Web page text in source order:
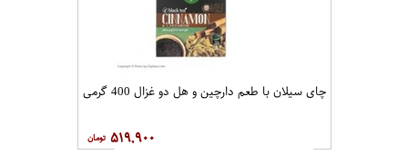
چای سیلان با طعم دارچین و هل دو غزال 400 گرمی
۵۱۹,۹۰۰